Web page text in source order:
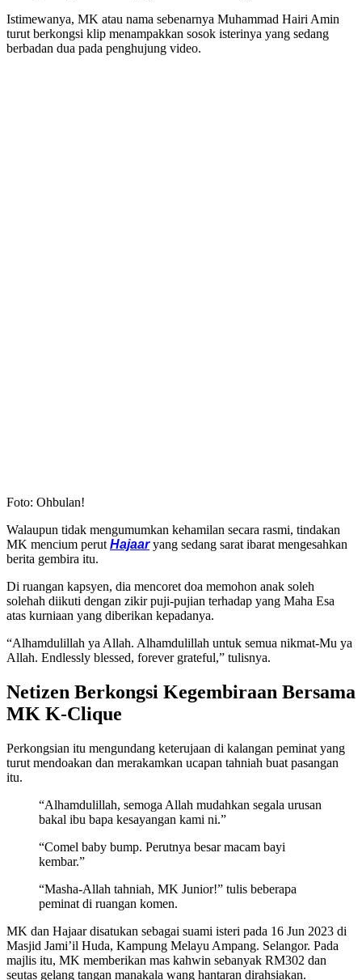
Istimewanya, MK atau nama sebenarnya Muhammad Hairi Amin
turut berkongsi klip menampakkan sosok isterinya yang sedang
berbadan dua pada penghujung video.
Foto: Ohbulan!
Walaupun tidak mengumumkan kehamilan secara rasmi, tindakan
MK mencium perut Hajaaryang sedang sarat ibarat mengesahkan
berita gembira itu.
Di ruangan kapsyen, dia mencoret doa memohon anak soleh
solehah diikuti dengan zikir puji-pujian terhadap yang Maha Esa
atas kurniaan yang diberikan kepadanya.
“Alhamdulillah ya Allah. Alhamdulillah untuk semua nikmat-Mu ya
Allah. Endlessly blessed, forever grateful,” tulisnya.
Netizen Berkongsi Kegembiraan Bersama
MK K-Clique
Perkongsian itu mengundang keterujaan di kalangan peminat yang
turut mendoakan dan merakamkan ucapan tahniah buat pasangan
itu.
“Alhamdulillah, semoga Allah mudahkan segala urusan
bakal ibu bapa kesayangan kami ni.”
“Comel baby bump. Perutnya besar macam bayi
kembar.”
“Masha-Allah tahniah, MK Junior!” tulis beberapa
peminat di ruangan komen.
MK dan Hajaar disatukan sebagai suami isteri pada 16 Jun 2023 di
Masjid Jami’il Huda, Kampung Melayu Ampang. Selangor. Pada
majlis itu, MK memberikan mas kahwin sebanyak RM302 dan
seutas gelang tangan manakala wang hantaran dirahsiakan.